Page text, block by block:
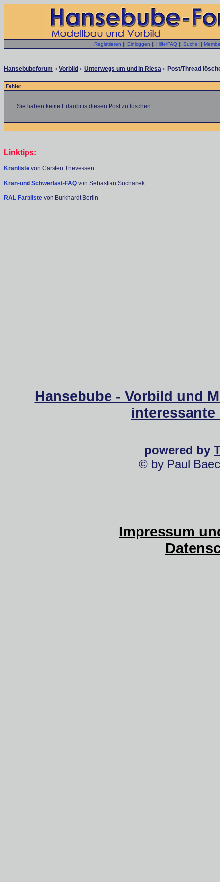
Registrieren || Einloggen || Hilfe/FAQ || Suche ||
Hansebubeforum » Vorbild » Unterwegs um und in Riesa » Post/Thread
Fehler
Sie haben keine Erlaubnis diesen Post zu löschen
Linktips:
Kranliste von Carsten Thevessen
Kran-und Schwerlast-FAQ von Sebastian Suchanek
RAL Farbliste von Burkhardt Berlin
Hansebube - Vorbild und
powered by
© by Paul
Impressum